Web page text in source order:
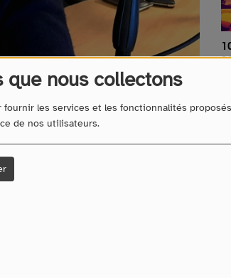
nous collectons
les services et les fonctionnalités
de nos utilisateurs.